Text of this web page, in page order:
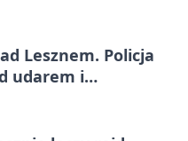
Lesznem. Policja
udarem i